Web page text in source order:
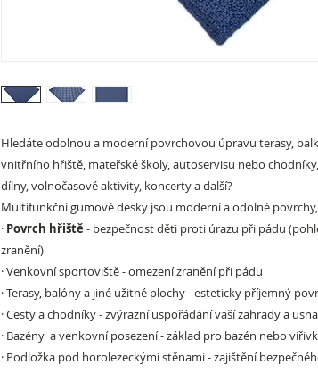
Hledáte odolnou a moderní povrchovou úpravu terasy,
vnitřního hřiště, mateřské školy, autoservisu nebo
dílny, volnočasové aktivity, koncerty a další?
Multifunkční gumové desky jsou moderní a odolné
· Povrch hřiště- bezpečnost děti proti úrazu při pádu
zranění)
·Venkovní sportoviště- omezení zranění při pádu
·Terasy, balóny a jiné užitné plochy- esteticky příjemný
·Cesty a chodníky- zvýrazní uspořádání vaší zahrady a
· Bazény a venkovní posezení -základ pro bazén nebo
· Podložka pod horolezeckými stěnami- zajištění